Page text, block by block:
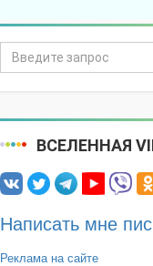
ВСЕЛЕННАЯ
Написать мне
Реклама на сайте